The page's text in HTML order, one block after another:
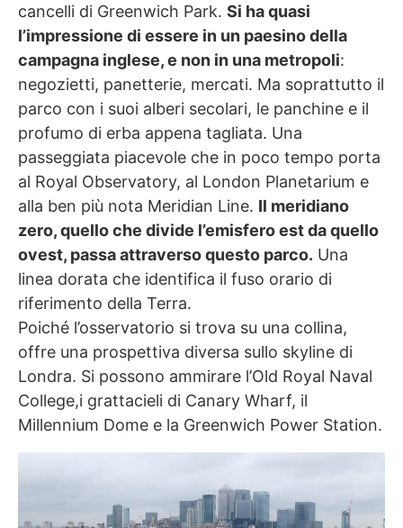
cancelli di Greenwich Park. Si ha quasi
l’impressione di essere in un paesino della
campagna inglese, e non in una metropoli:
negozietti, panetterie, mercati. Ma soprattutto il
parco con i suoi alberi secolari, le panchine e il
profumo di erba appena tagliata. Una
passeggiata piacevole che in poco tempo porta
al Royal Observatory, al London Planetarium e
alla ben più nota Meridian Line. Il meridiano
zero, quello che divide l’emisfero est da quello
ovest, passa attraverso questo parco. Una
linea dorata che identifica il fuso orario di
riferimento della Terra.
Poiché l’osservatorio si trova su una collina,
offre una prospettiva diversa sullo skyline di
Londra. Si possono ammirare l’Old Royal Naval
College,i grattacieli di Canary Wharf, il
Millennium Dome e la Greenwich Power Station.